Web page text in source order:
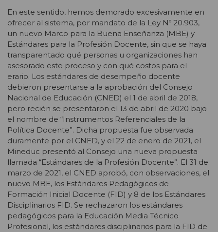
En este sentido, hemos demorado excesivamente en
ofrecer al sistema, por mandato de la Ley Nº 20.903,
un nuevo Marco para la Buena Enseñanza (MBE) y
Estándares para la Profesión Docente, sin que se haya
transparentado qué personas u organizaciones han
asesorado este proceso y con qué costos para el
erario. Los estándares de desempeño docente
debieron presentarse a la aprobación del Consejo
Nacional de Educación (CNED) el 1 de abril de 2018,
pero recién se presentaron el 13 de abril de 2020 bajo
el nombre de “Instrumentos Referenciales de la
Política Docente”. Dicha propuesta fue observada
duramente por el CNED, y el 22 de enero de 2021, el
Mineduc presentó al Consejo una nueva propuesta
llamada “Estándares de la Profesión Docente”. El 31 de
marzo de 2021, el CNED aprobó, con observaciones, el
nuevo MBE, los Estándares Pedagógicos de
Formación Inicial Docente (FID) y 8 de los Estándares
Disciplinarios FID. Se rechazaron los estándares
pedagógicos para la Educación Media Técnico
Profesional, los estándares disciplinarios para la FID de